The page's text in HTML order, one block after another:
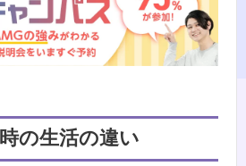
の生活の違い